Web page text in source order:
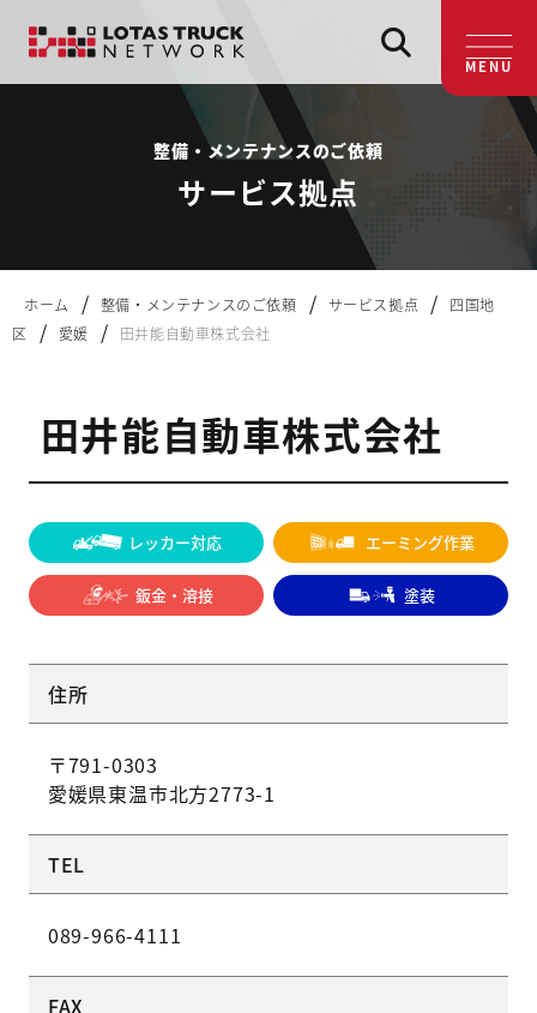
MENU
整備・メンテナンスのご依頼
サービス拠点
ホーム / 整備・メンテナンスのご依頼 / サービス拠点 /
四国地
区
/ 愛媛 / 田井能自動車株式会社
田井能自動車株式会社
レッカー対応 エーミング作業
鈑金・溶接 塗装
住所
〒791-0303
愛媛県東温市北方2773-1
TEL
089-966-4111
FAX